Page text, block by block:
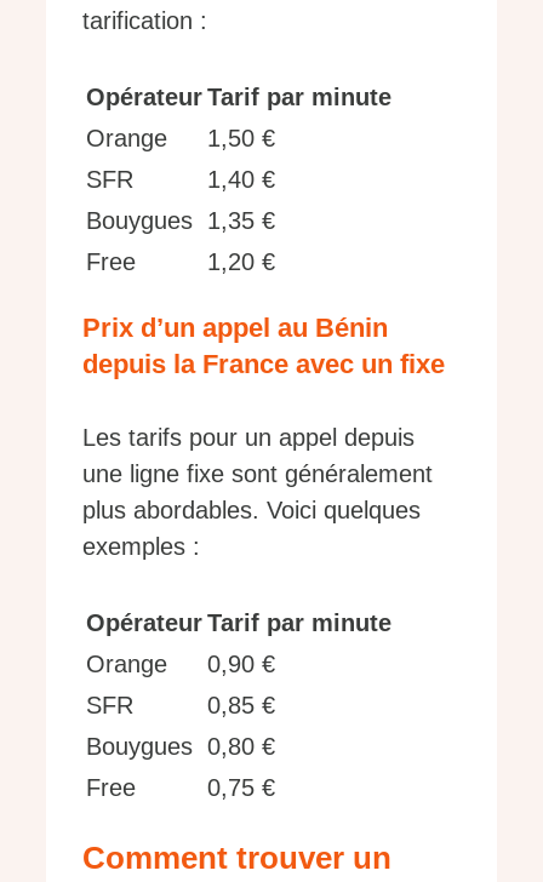
tarification :
OpérateurTarif par minute
Orange
1,50 €
SFR
1,40 €
Bouygues 1,35 €
Free
1,20 €
Prix d’un appel au Bénin
depuis la France avec un fixe
Les tarifs pour un appel depuis
une ligne fixe sont généralement
plus abordables. Voici quelques
exemples :
OpérateurTarif par minute
Orange
0,90 €
SFR
0,85 €
Bouygues 0,80 €
Free
0,75 €
Comment trouver un